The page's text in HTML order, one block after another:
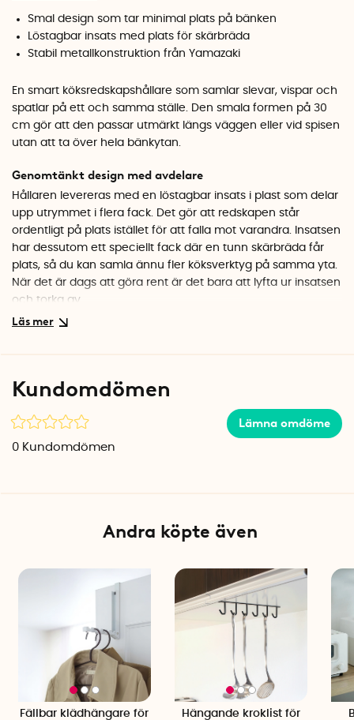
Smal design som tar minimal plats på bänken
Löstagbar insats med plats för skärbräda
Stabil metallkonstruktion från Yamazaki
En smart köksredskapshållare som samlar slevar, vispar och
spatlar på ett och samma ställe. Den smala formen på 30
cm gör att den passar utmärkt längs väggen eller vid spisen
utan att ta över hela bänkytan.
Genomtänkt design med avdelare
Hållaren levereras med en löstagbar insats i plast som delar
upp utrymmet i flera fack. Det gör att redskapen står
ordentligt på plats istället för att falla mot varandra. Insatsen
har dessutom ett speciellt fack där en tunn skärbräda får
plats, så du kan samla ännu fler köksverktyg på samma yta.
När det är dags att göra rent är det bara att lyfta ur insatsen
och torka av.
förvaringsprodukter. Den vita metallkonstruktionen är både
smala djupet på knappt 7 cm tar redskapsburken inte mer
plats än nödvändigt.
Varumärke: Yamazaki
Kundomdömen
Lämna omdöme
0 Kundomdömen
Andra köpte även
Fällbar klädhängare för
Hängande kroklist för